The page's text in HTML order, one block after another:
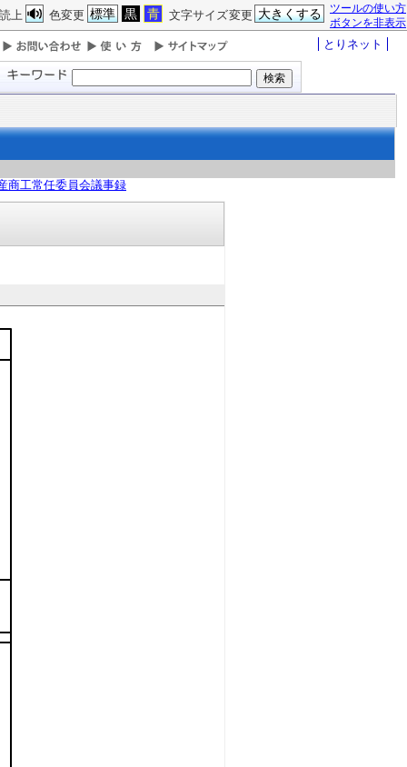
ツールの使い方
ボタンを非表示
文字サイズ変更 大きくする
色変更 標準 黒 青
上
とりネット
商工常任委員会議事録